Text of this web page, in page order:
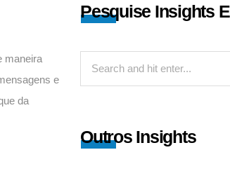
maneira
e
da
Pesquise Insights
Outros Insights